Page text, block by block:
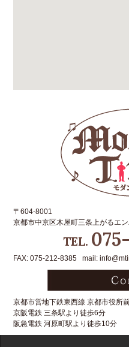
〒604-8001
京都市中京区木屋町三条上がるエ
TEL.
FAX: 075-212-8385 mail:
京都市営地下鉄東西線 京都市役所
京阪電鉄 三条駅より徒歩6分
阪急電鉄 河原町駅より徒歩10分